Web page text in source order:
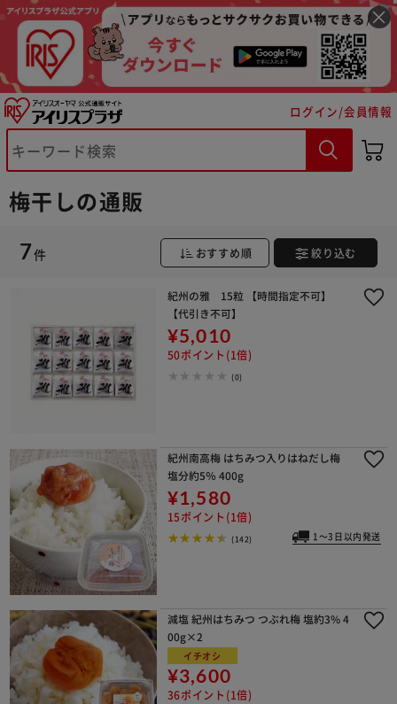
ログイン/会員情報
梅干しの通販
7件 おすすめ順 絞り込む
紀州の雅 15粒 【時間指定不可】
【代引き不可】
¥5,010
50ポイント(1倍)
(0)
紀州南高梅 はちみつ入りはねだし梅
塩分約5％ 400g
¥1,580
15ポイント(1倍)
(142) 1～3日以内発送
減塩 紀州はちみつ つぶれ梅 塩約3% 4
00g×2
イチオシ
¥3,600
36ポイント(1倍)
※ご確認ください